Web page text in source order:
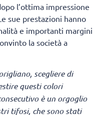
l’ottima impressione
sue prestazioni hanno
e importanti margini
la società a
scegliere di
questi colori
è un orgoglio
tifosi, che sono stati